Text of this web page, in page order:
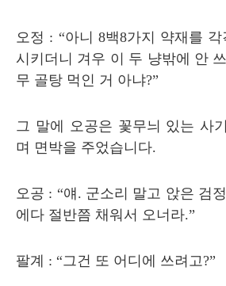
오정 : “아니 8백8가지 약재를 각
시키더니 겨우 이 두 냥밖에 안 쓰
무 골탕 먹인 거 아냐?”
그 말에 오공은 꽃무늬 있는 사
며 면박을 주었습니다.
오공 : “얘 . 군소리 말고 앉은 검
에다 절반쯤 채워서 오너라.”
팔계 : “그건 또 어디에 쓰려고?”